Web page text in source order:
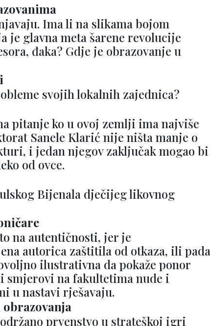
Ima li na slikama bojom
je glavna meta šarene revolucije
đaka? Gdje je obrazovanje u
svojih lokalnih zajednica?
pitanje ko u ovoj zemlji ima najviše
Sanele Klarić nije ništa manje o
i jedan njegov zaključak mogao bi
od ovce.
Bijenala dječijeg likovnog
na autentičnosti, jer je
autorica zaštitila od otkaza, ili pada
ilustrativna da pokaže ponor
smjerovi na fakultetima nude i
u nastavi rješavaju.
prvenstvo u strateškoj igri